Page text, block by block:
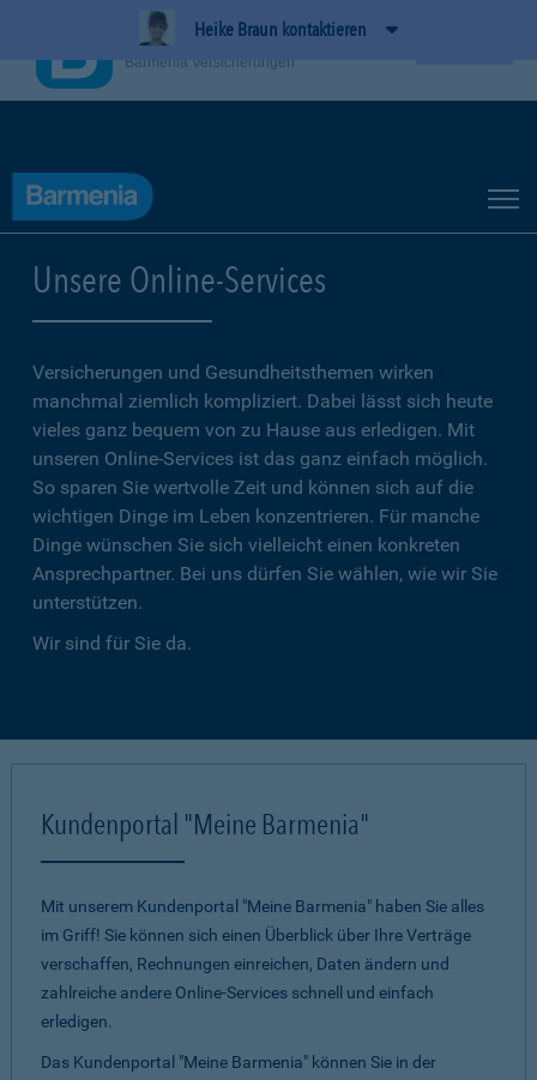
Heike Braun kontaktieren
Unsere Online-Services
Versicherungen und Gesundheitsthemen wirken
manchmal ziemlich kompliziert. Dabei lässt sich heute
vieles ganz bequem von zu Hause aus erledigen. Mit
unseren Online-Services ist das ganz einfach möglich.
So sparen Sie wertvolle Zeit und können sich auf die
wichtigen Dinge im Leben konzentrieren. Für manche
Dinge wünschen Sie sich vielleicht einen konkreten
Ansprechpartner. Bei uns dürfen Sie wählen, wie wir Sie
unterstützen.
Wir sind für Sie da.
Kundenportal "Meine Barmenia"
Mit unserem Kundenportal "Meine Barmenia" haben Sie alles
im Griff! Sie können sich einen Überblick über Ihre Verträge
verschaffen, Rechnungen einreichen, Daten ändern und
zahlreiche andere Online-Services schnell und einfach
erledigen.
Das Kundenportal "Meine Barmenia" können Sie in der
BarmeniaApp
Barmenia Versicherungen